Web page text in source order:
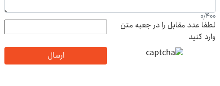
0/400
لطفا عدد مقابل را در جعبه متن
وارد کنید
ارسال